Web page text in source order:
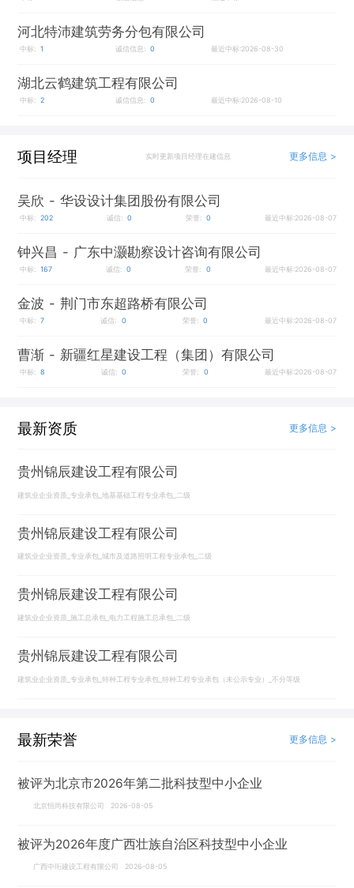
河北特沛建筑劳务分包有限公司
中标: 1 诚信信息: 0 最近中标:2026-08-30
湖北云鹤建筑工程有限公司
中标: 2 诚信信息: 0 最近中标:2026-08-10
项目经理 实时更新项目经理在建信息 更多信息 >
吴欣 - 华设设计集团股份有限公司
中标: 202 诚信: 0 荣誉: 0 最近中标:2026-08-07
钟兴昌 - 广东中灏勘察设计咨询有限公司
中标: 167 诚信: 0 荣誉: 0 最近中标:2026-08-07
金波 - 荆门市东超路桥有限公司
中标: 7 诚信: 0 荣誉: 0 最近中标:2026-08-07
曹渐 - 新疆红星建设工程（集团）有限公司
中标: 8 诚信: 0 荣誉: 0 最近中标:2026-08-07
最新资质 更多信息 >
贵州锦辰建设工程有限公司
建筑业企业资质_专业承包_地基基础工程专业承包_二级
贵州锦辰建设工程有限公司
建筑业企业资质_专业承包_城市及道路照明工程专业承包_二级
贵州锦辰建设工程有限公司
建筑业企业资质_施工总承包_电力工程施工总承包_二级
贵州锦辰建设工程有限公司
建筑业企业资质_专业承包_特种工程专业承包_特种工程专业承包（未公示专业）_不分等级
最新荣誉 更多信息 >
被评为北京市2026年第二批科技型中小企业
北京恒尚科技有限公司 2026-08-05
被评为2026年度广西壮族自治区科技型中小企业
广西中珩建设工程有限公司 2026-08-05